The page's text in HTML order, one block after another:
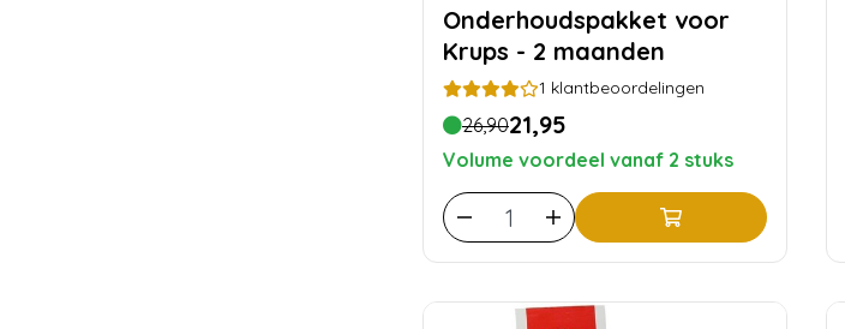
Onderhoudspakket voor
Krups - 2 maanden
1 klantbeoordelingen
26,9021,95
Volume voordeel vanaf 2 stuks